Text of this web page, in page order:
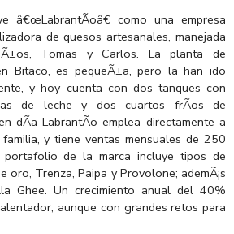
â€œLabrantÃ­oâ€ como una empresa
de quesos artesanales, manejada
Tomas y Carlos. La planta de
Bitaco, es pequeÃ±a, pero la han ido
y hoy cuenta con dos tanques con
de leche y dos cuartos frÃ­os de
dÃ­a LabrantÃ­o emplea directamente a
y tiene ventas mensuales de 250
de la marca incluye tipos de
oro, Trenza, Paipa y Provolone; ademÃ¡s
Ghee. Un crecimiento anual del 40%
aunque con grandes retos para